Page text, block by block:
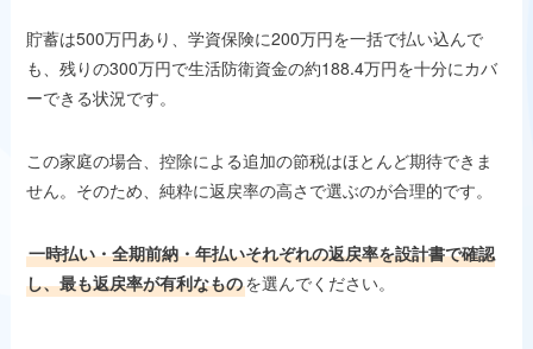
貯蓄は500万円あり、学資保険に200万円を一括で払い込んで
も、残りの300万円で生活防衛資金の約188.4万円を十分にカバ
ーできる状況です。
この家庭の場合、控除による追加の節税はほとんど期待できま
せん。そのため、純粋に返戻率の高さで選ぶのが合理的です。
一時払い・全期前納・年払いそれぞれの返戻率を設計書で確認
し、最も返戻率が有利なものを選んでください。